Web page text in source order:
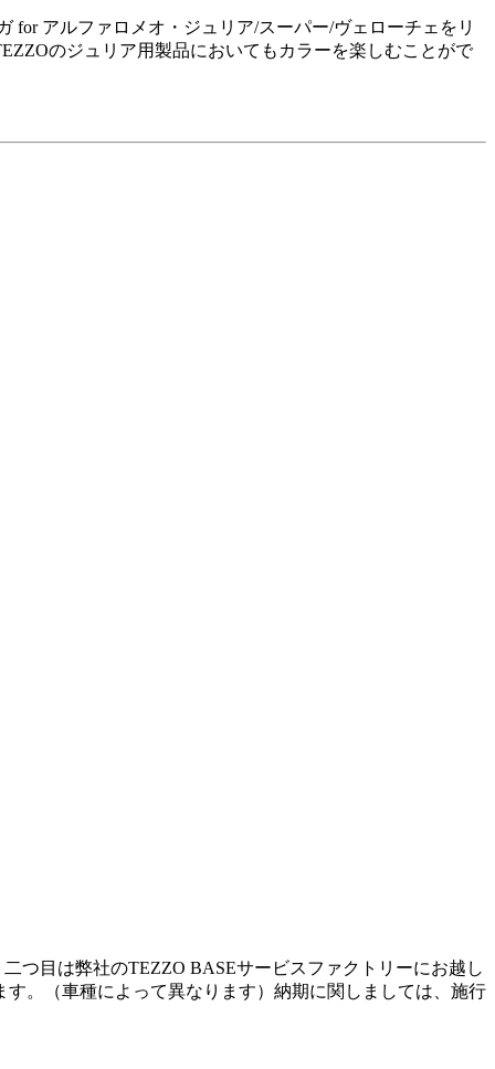
アルファロメオ・ジュリア/スーパー/ヴェローチェをリ
のジュリア用製品においてもカラーを楽しむことがで
つ目は弊社のTEZZO BASEサービスファクトリーにお越し
。（車種によって異なります）納期に関しましては、施行